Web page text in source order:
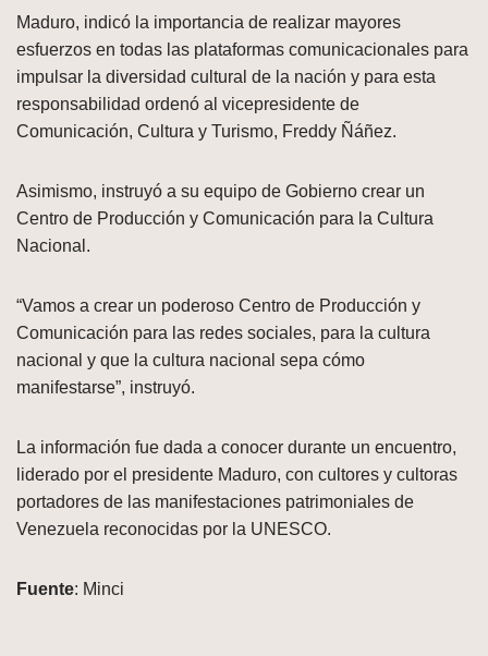
Maduro, indicó la importancia de realizar mayores
esfuerzos en todas las plataformas comunicacionales para
impulsar la diversidad cultural de la nación y para esta
responsabilidad ordenó al vicepresidente de
Comunicación, Cultura y Turismo, Freddy Ñáñez.
Asimismo, instruyó a su equipo de Gobierno crear un
Centro de Producción y Comunicación para la Cultura
Nacional.
“Vamos a crear un poderoso Centro de Producción y
Comunicación para las redes sociales, para la cultura
nacional y que la cultura nacional sepa cómo
manifestarse”, instruyó.
La información fue dada a conocer durante un encuentro,
liderado por el presidente Maduro, con cultores y cultoras
portadores de las manifestaciones patrimoniales de
Venezuela reconocidas por la UNESCO.
Fuente: Minci